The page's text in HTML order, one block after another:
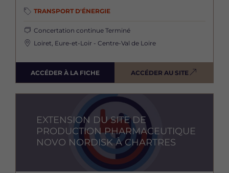
TRANSPORT D'ÉNERGIE
Concertation continue Terminé
Loiret, Eure-et-Loir - Centre-Val de Loire
ACCÉDER À LA FICHE ACCÉDER AU SITE
EXTENSION DU SITE DE
PRODUCTION PHARMACEUTIQUE
NOVO NORDISK À CHARTRES